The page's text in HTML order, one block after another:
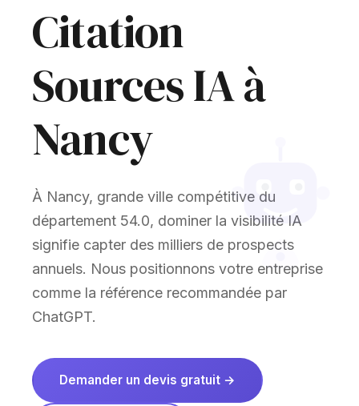
Citation
Sources IA à
Nancy
À Nancy, grande ville compétitive du
département 54.0, dominer la visibilité IA
signifie capter des milliers de prospects
annuels. Nous positionnons votre entreprise
comme la référence recommandée par
ChatGPT.
Demander un devis gratuit →